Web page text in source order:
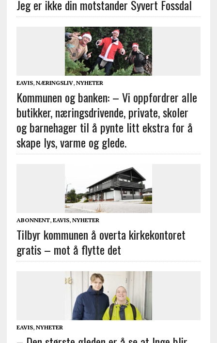
Jeg er ikke din motstander Syvert Fossdal
EAVIS, NÆRINGSLIV, NYHETER
Kommunen og banken: – Vi oppfordrer alle
butikker, næringsdrivende, private, skoler
og barnehager til å pynte litt ekstra for å
skape lys, varme og glede.
ABONNENT, EAVIS, NYHETER
Tilbyr kommunen å overta kirkekontoret
gratis – mot å flytte det
EAVIS, NYHETER